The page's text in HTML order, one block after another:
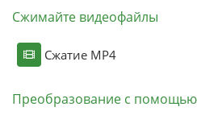
Сжимайте видеофайлы
Сжатие MP4
Преобразование с помощью